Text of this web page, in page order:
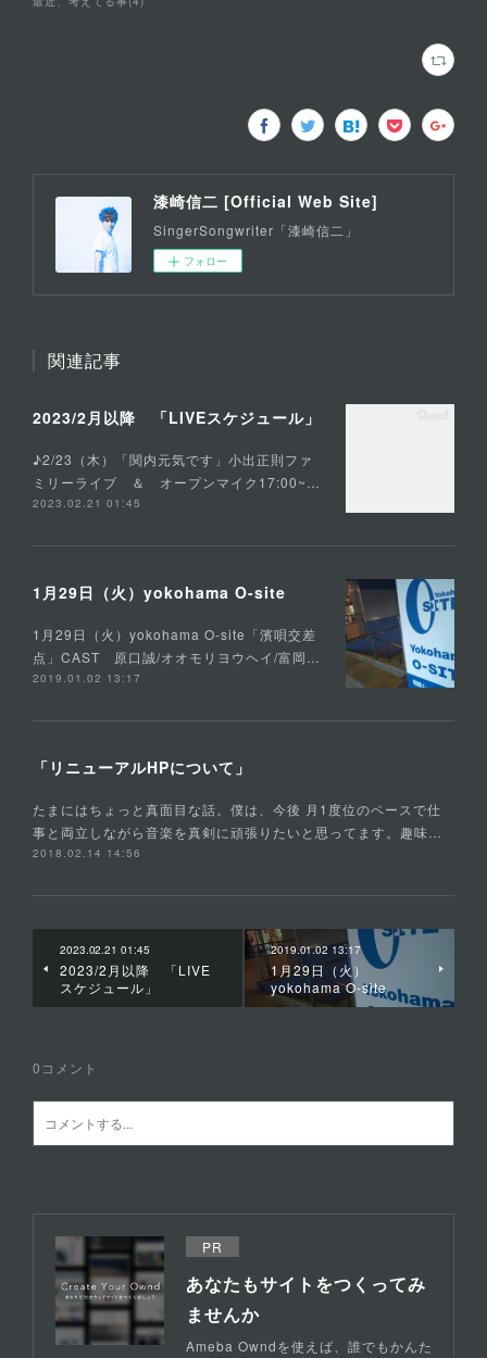
漆崎信二 [Official Web Site]
SingerSongwriter「漆崎信二」
フォロー
関連記事
2023/2月以降 「LIVEスケジュール」
♪2/23（木）「関内元気です」小出正則ファ
ミリーライブ ＆ オープンマイク17:00~…
2023.02.21 01:45
1月29日（火）yokohama O-site
1月29日（火）yokohama O-site「濱唄交差
点」CAST 原口誠/オオモリヨウヘイ/富岡…
2019.01.02 13:17
「リニューアルHPについて」
たまにはちょっと真面目な話。僕は、今後 月1度位のペースで仕
事と両立しながら音楽を真剣に頑張りたいと思ってます。趣味…
2018.02.14 14:56
2023.02.21 01:45
2023/2月以降 「LIVE
スケジュール」
2019.01.02 13:17
1月29日（火）
yokohama O-site
0 コメント
PR
あなたもサイトをつくってみ
ませんか
Ameba Owndを使えば、誰でもかんた